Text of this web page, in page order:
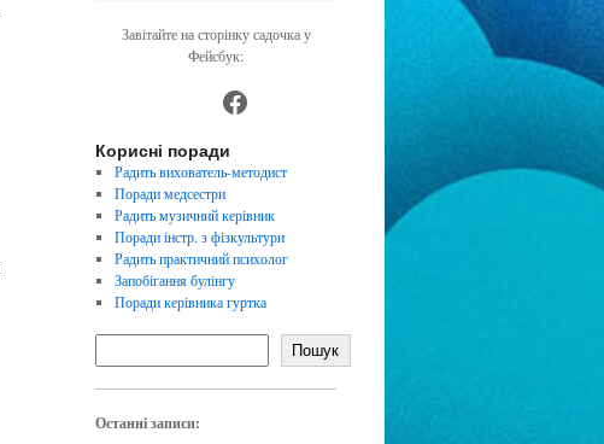
Завітайте на сторінку садочка у
Фейсбук:
https://www.facebook.com/
Корисні поради
Радить вихователь-методист
Поради медсестри
Радить музичний керівник
Поради інстр. з фізкультури
Радить практичний психолог
Запобігання булінгу
Поради керівника гуртка
Пошук
Останні записи: